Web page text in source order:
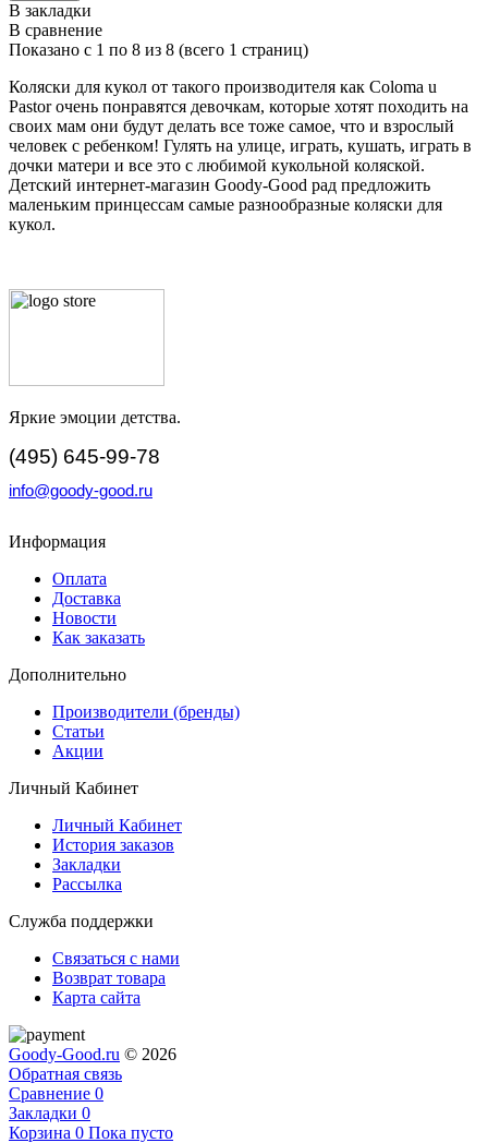
В закладки
В сравнение
Показано с 1 по 8 из 8 (всего 1 страниц)
Коляски для кукол от такого производителя как Coloma u
Pastor очень понравятся девочкам, которые хотят походить на
своих мам они будут делать все тоже самое, что и взрослый
человек с ребенком! Гулять на улице, играть, кушать, играть в
дочки матери и все это с любимой кукольной коляской.
Детский интернет-магазин Goody-Good рад предложить
маленьким принцессам самые разнообразные коляски для
кукол.
Яркие эмоции детства.
(495) 645-99-78
info@goody-good.ru
Информация
Оплата
Доставка
Новости
Как заказать
Дополнительно
Производители (бренды)
Статьи
Акции
Личный Кабинет
Личный Кабинет
История заказов
Закладки
Рассылка
Служба поддержки
Связаться с нами
Возврат товара
Карта сайта
Goody-Good.ru © 2026
Обратная связь
Сравнение 0
Закладки 0
Корзина 0 Пока пусто